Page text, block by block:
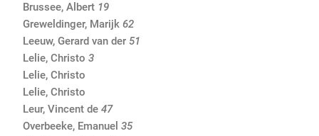
Brussee, Albert 19
Greweldinger, Marijk 62
Leeuw, Gerard van der 51
Lelie, Christo 3
Lelie, Christo
Lelie, Christo
Leur, Vincent de 47
Overbeeke, Emanuel 35